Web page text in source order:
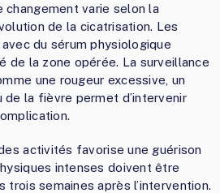
changement varie selon la
de la cicatrisation. Les
du sérum physiologique
de la zone opérée. La surveillance
une rougeur excessive, un
la fièvre permet d’intervenir
activités favorise une guérison
intenses doivent être
trois semaines après l’intervention.